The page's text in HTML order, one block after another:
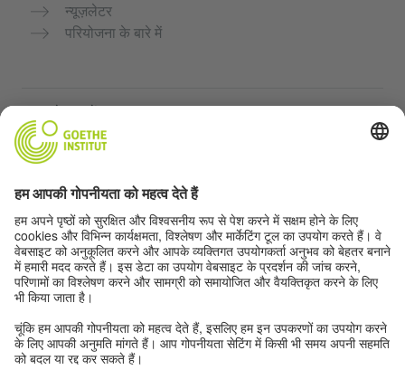
न्यूज़लेटर
परियोजना के बारे में
जर्मन भाषा का अभ्यास मुफ्त में करें
गोएथे संस्थान के जर्मन पाठ्यक्रम
शिक्षक पोर्टल "Deutschstunde"
गोपनीयता और सुगम्यता
गोपनीयता सेटिंग्स